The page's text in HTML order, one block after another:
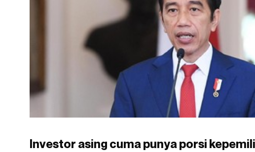
Investor asing cuma punya porsi